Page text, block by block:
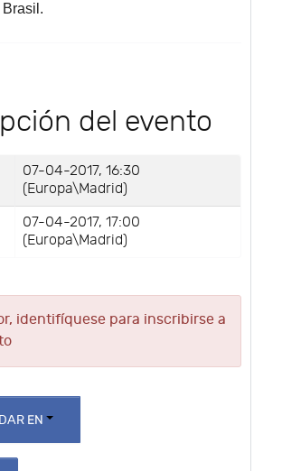
del evento
07-04-2017, 16:30
(Europa\Madrid)
07-04-2017, 17:00
(Europa\Madrid)
identifíquese para inscribirse a
EN